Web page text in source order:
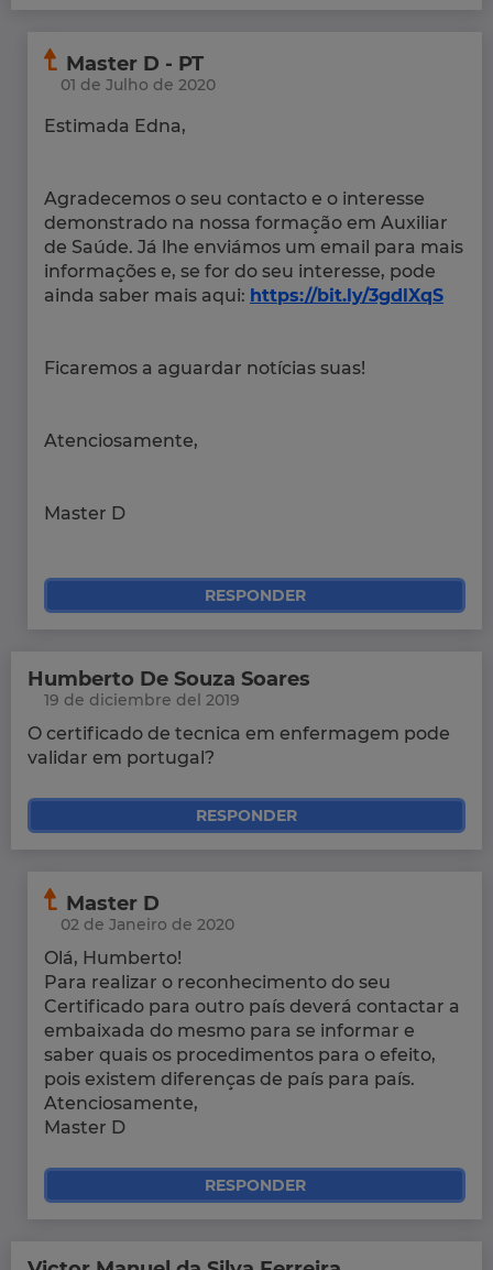
Master D - PT
01 de Julho de 2020
Estimada Edna,
Agradecemos o seu contacto e o interesse
demonstrado na nossa formação em Auxiliar
de Saúde. Já lhe enviámos um email para mais
informações e, se for do seu interesse, pode
ainda saber mais aqui: https://bit.ly/3gdlXqS
Ficaremos a aguardar notícias suas!
Atenciosamente,
Master D
RESPONDER
Humberto De Souza Soares
19 de diciembre del 2019
O certificado de tecnica em enfermagem pode
validar em portugal?
RESPONDER
Master D
02 de Janeiro de 2020
Olá, Humberto!
Para realizar o reconhecimento do seu
Certificado para outro país deverá contactar a
embaixada do mesmo para se informar e
saber quais os procedimentos para o efeito,
pois existem diferenças de país para país.
Atenciosamente,
Master D
RESPONDER